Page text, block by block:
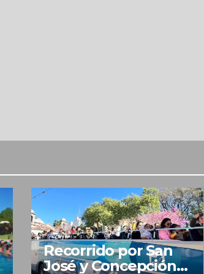
Recorrido por San
José y Concepción